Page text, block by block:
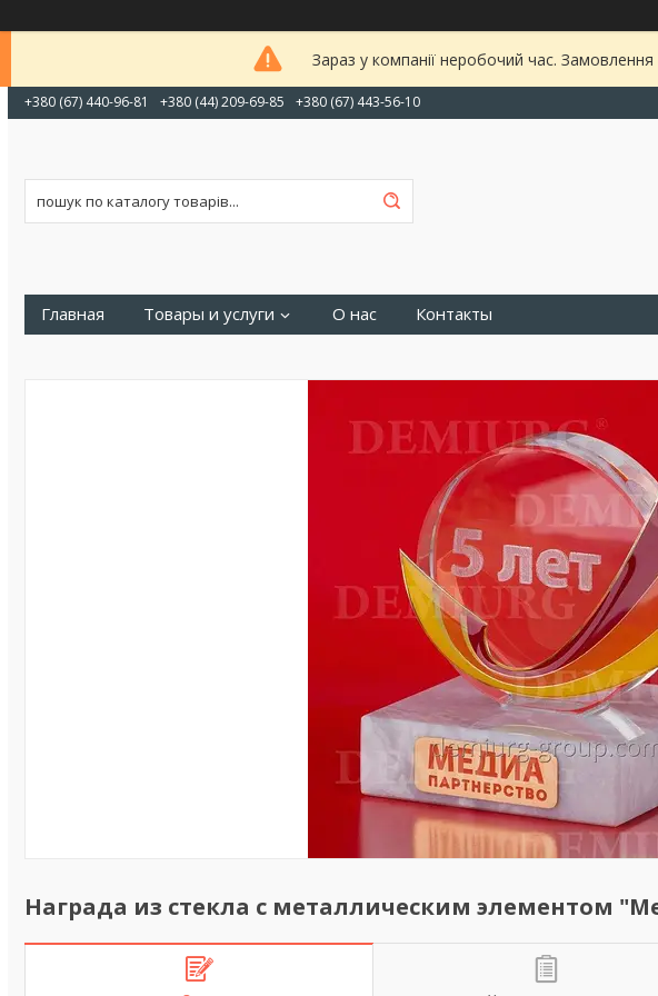
Зараз у компанії неробочий час.
+380 (67) 440-96-81 +380 (44) 209-69-85 +380 (67) 443-56-10
Главная Товары и услуги О нас Контакты
Награда из стекла с металлическим элементом